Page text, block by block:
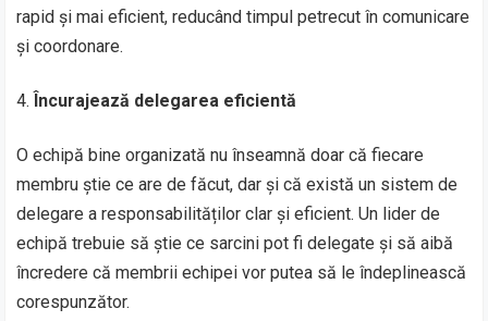
rapid și mai eficient, reducând timpul petrecut în comunicare
și coordonare.
Încurajează delegarea eficientă
O echipă bine organizată nu înseamnă doar că fiecare
membru știe ce are de făcut, dar și că există un sistem de
delegare a responsabilităților clar și eficient. Un lider de
echipă trebuie să știe ce sarcini pot fi delegate și să aibă
încredere că membrii echipei vor putea să le îndeplinească
corespunzător.